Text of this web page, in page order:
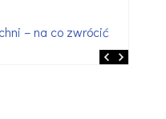
– na co zwrócić